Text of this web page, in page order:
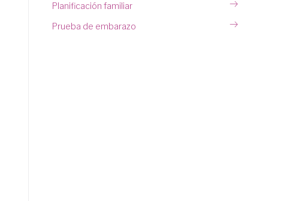
Planificación familiar
Prueba de embarazo